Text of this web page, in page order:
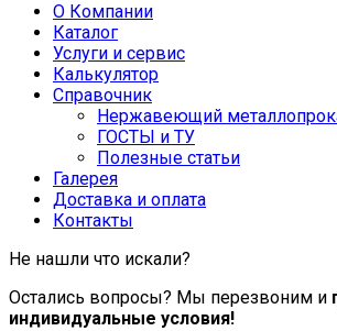
О Компании
Каталог
Услуги и сервис
Калькулятор
Справочник
Нержавеющий
ГОСТЫ и ТУ
Полезные статьи
Галерея
Доставка и оплата
Контакты
Не нашли что искали?
Остались вопросы? Мы перезвоним и
индивидуальные условия!